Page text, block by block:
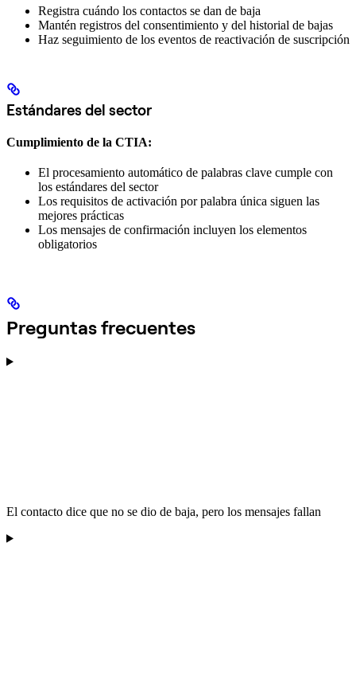
Registra cuándo los contactos se dan de baja
Mantén registros del consentimiento y del historial de bajas
Haz seguimiento de los eventos de reactivación de suscripción
Estándares del sector
Cumplimiento de la CTIA:
El procesamiento automático de palabras clave cumple con
los estándares del sector
Los requisitos de activación por palabra única siguen las
mejores prácticas
Los mensajes de confirmación incluyen los elementos
obligatorios
Preguntas frecuentes
El contacto dice que no se dio de baja, pero los mensajes fallan